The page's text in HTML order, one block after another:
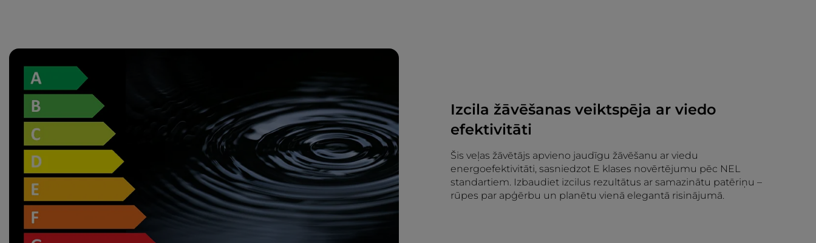
Izcila žāvēšanas veiktspēja ar viedo
efektivitāti
Šis veļas žāvētājs apvieno jaudīgu žāvēšanu ar viedu
energoefektivitāti, sasniedzot E klases novērtējumu pēc NEL
standartiem. Izbaudiet izcilus rezultātus ar samazinātu patēriņu –
rūpes par apģērbu un planētu vienā elegantā risinājumā.